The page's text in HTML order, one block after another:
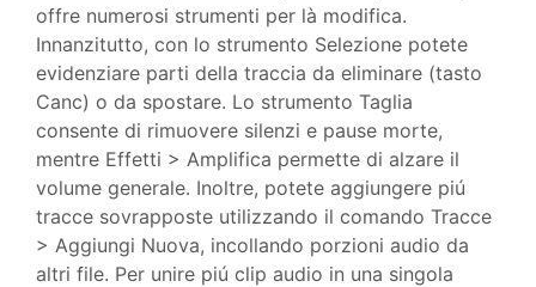
offre numerosi strumenti per là modifica.
Innanzitutto, con lo strumento Selezione potete
evidenziare parti della traccia da eliminare (tasto
Canc) o da spostare. Lo strumento Taglia
consente di rimuovere silenzi e pause morte,
mentre Effetti > Amplifica permette di alzare il
volume generale. Inoltre, potete aggiungere piú
tracce sovrapposte utilizzando il comando Tracce
> Aggiungi Nuova, incollando porzioni audio da
altri file. Per unire piú clip audio in una singola